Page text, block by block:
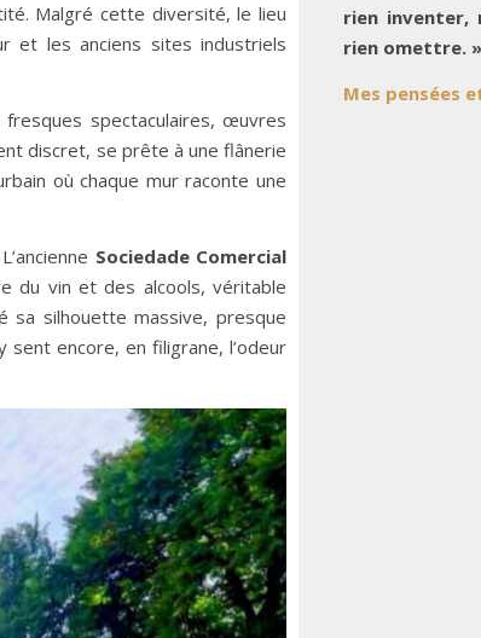
Malgré cette diversité, le lieu
et les anciens sites industriels
spectaculaires, œuvres
discret, se prête à une flânerie
où chaque mur raconte une
Sociedade Comercial
du vin et des alcools, véritable
sa silhouette massive, presque
encore, en filigrane, l’odeur
rien inventer,
rien omettre. »
Mes pensées